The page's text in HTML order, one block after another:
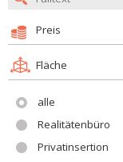
Preis
Fläche
alle
Realitätenbüro
Privatinsertion